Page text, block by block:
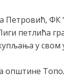
ФК
петлића
у свом
општине